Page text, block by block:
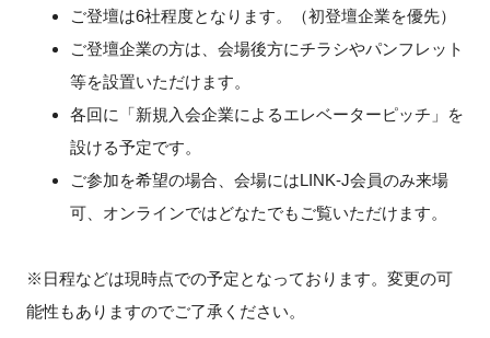
ご登壇は6社程度となります。（初登壇企業を優先）
ご登壇企業の方は、会場後方にチラシやパンフレット
等を設置いただけます。
各回に「新規入会企業によるエレベーターピッチ」を
設ける予定です。
ご参加を希望の場合、会場にはLINK-J会員のみ来場
可、オンラインではどなたでもご覧いただけます。
※日程などは現時点での予定となっております。変更の可
能性もありますのでご了承ください。